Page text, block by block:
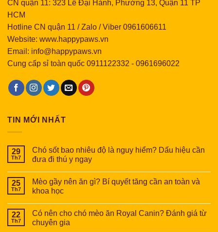
CN quận 11: 323 Lê Đại Hành, Phường 13, Quận 11 TP
HCM
Hotline CN quận 11 / Zalo / Viber 0961606611
Website: www.happypaws.vn
Email: info@happypaws.vn
Cung cấp sỉ toàn quốc 0911122332 - 0961696022
TIN MỚI NHẤT
29
Th7
Chó sốt bao nhiêu độ là nguy hiểm? Dấu hiệu cần
đưa đi thú y ngay
25
Th7
Mèo gầy nên ăn gì? Bí quyết tăng cần an toàn và
khoa học
22
Th7
Có nên cho chó mèo ăn Royal Canin? Đánh giá từ
chuyên gia